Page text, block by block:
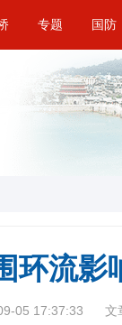
专题 国防
环流
05 17:37:33 文